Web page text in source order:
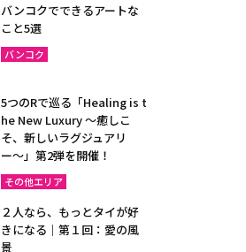
バンコクでできるアートな
こと5選
バンコク
5つのRで巡る「Healing is t
he New Luxury ～癒しこ
そ、新しいラグジュアリ
ー〜」第2弾を開催！
その他エリア
２人なら、もっとタイが好
きになる｜第１回：愛の風
景